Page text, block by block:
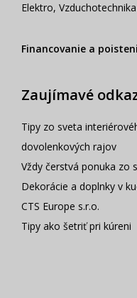
Elektro,
Financovanie a
Zaujímavé
Tipy zo sveta
dovolenkových rajov
Vždy čerstvá ponuka zo
Dekorácie a doplnky v
CTS Europe s.r.o.
Tipy ako šetriť pri kúreni